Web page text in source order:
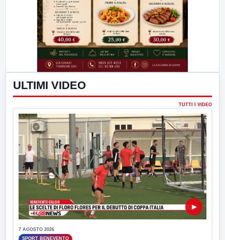
ULTIMI VIDEO
TUTTI I VIDEO
▶
7 AGOSTO 2026
SPORT BENEVENTO